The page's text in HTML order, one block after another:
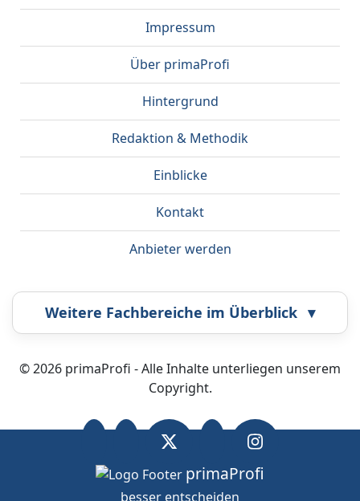
Impressum
Über primaProfi
Hintergrund
Redaktion & Methodik
Einblicke
Kontakt
Anbieter werden
Weitere Fachbereiche im Überblick ▾
Airbrush Bestatter
Energieberatung
© 2026 primaProfi - Alle Inhalte unterliegen unserem
Copyright.
primaProfi
besser entscheiden